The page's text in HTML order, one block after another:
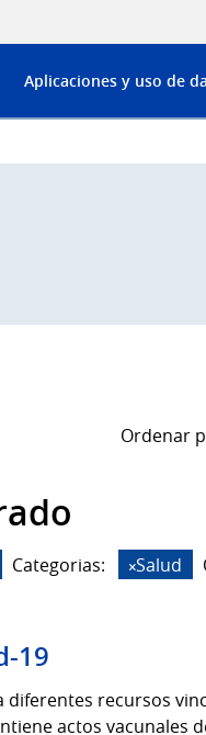
Aplicaciones y uso de
Ordenar
Categorias: Salud
19
recursos
actos vacunales